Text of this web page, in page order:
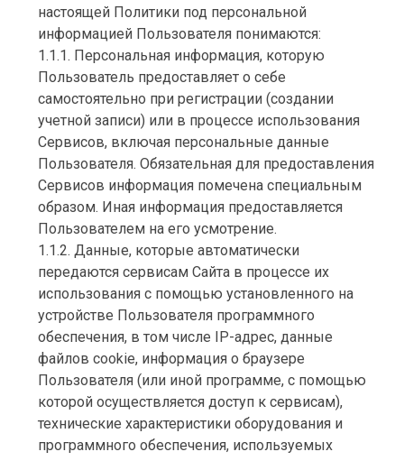
настоящей Политики под персональной
информацией Пользователя понимаются:
1.1.1. Персональная информация, которую
Пользователь предоставляет о себе
самостоятельно при регистрации (создании
учетной записи) или в процессе использования
Сервисов, включая персональные данные
Пользователя. Обязательная для предоставления
Сервисов информация помечена специальным
образом. Иная информация предоставляется
Пользователем на его усмотрение.
1.1.2. Данные, которые автоматически
передаются сервисам Сайта в процессе их
использования с помощью установленного на
устройстве Пользователя программного
обеспечения, в том числе IP-адрес, данные
файлов cookie, информация о браузере
Пользователя (или иной программе, с помощью
которой осуществляется доступ к сервисам),
технические характеристики оборудования и
программного обеспечения, используемых